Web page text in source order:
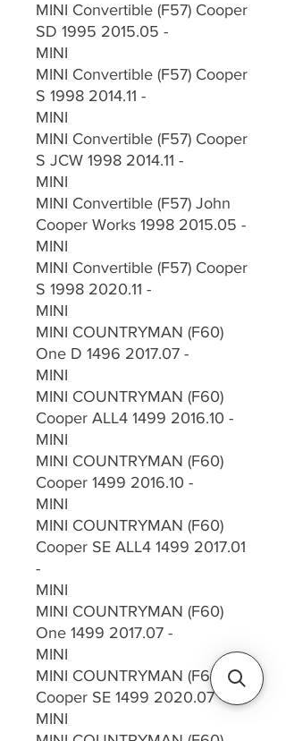
MINI Convertible (F57) Cooper
SD 1995 2015.05 -
MINI
MINI Convertible (F57) Cooper
S 1998 2014.11 -
MINI
MINI Convertible (F57) Cooper
S JCW 1998 2014.11 -
MINI
MINI Convertible (F57) John
Cooper Works 1998 2015.05 -
MINI
MINI Convertible (F57) Cooper
S 1998 2020.11 -
MINI
MINI COUNTRYMAN (F60)
One D 1496 2017.07 -
MINI
MINI COUNTRYMAN (F60)
Cooper ALL4 1499 2016.10 -
MINI
MINI COUNTRYMAN (F60)
Cooper 1499 2016.10 -
MINI
MINI COUNTRYMAN (F60)
Cooper SE ALL4 1499 2017.01
-
MINI
MINI COUNTRYMAN (F60)
One 1499 2017.07 -
MINI
MINI COUNTRYMAN (F60)
Cooper SE 1499 2020.07 -
MINI